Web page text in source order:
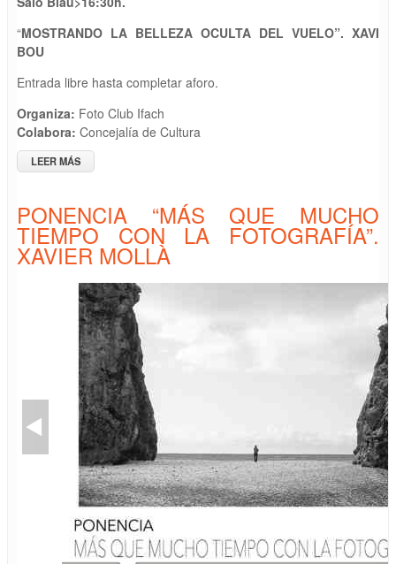
“MOSTRANDO LA BELLEZA OCULTA DEL VUELO”. XAVI
BOU
Entrada libre hasta completar aforo.
Organiza: Foto Club Ifach
Colabora: Concejalía de Cultura
LEER MÁS
VUELO”. XAVI BOU
PONENCIA “MÁS QUE MUCHO
TIEMPO CON LA FOTOGRAFÍA”.
XAVIER MOLLÀ